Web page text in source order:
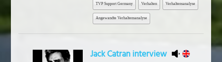
TVP Support Germany Verhalten Verhaltensanalyse
Angewandte Verhaltensanalyse
Jack Catran interview